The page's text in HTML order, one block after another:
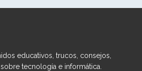
educativos, trucos, consejos,
tecnología e informática.